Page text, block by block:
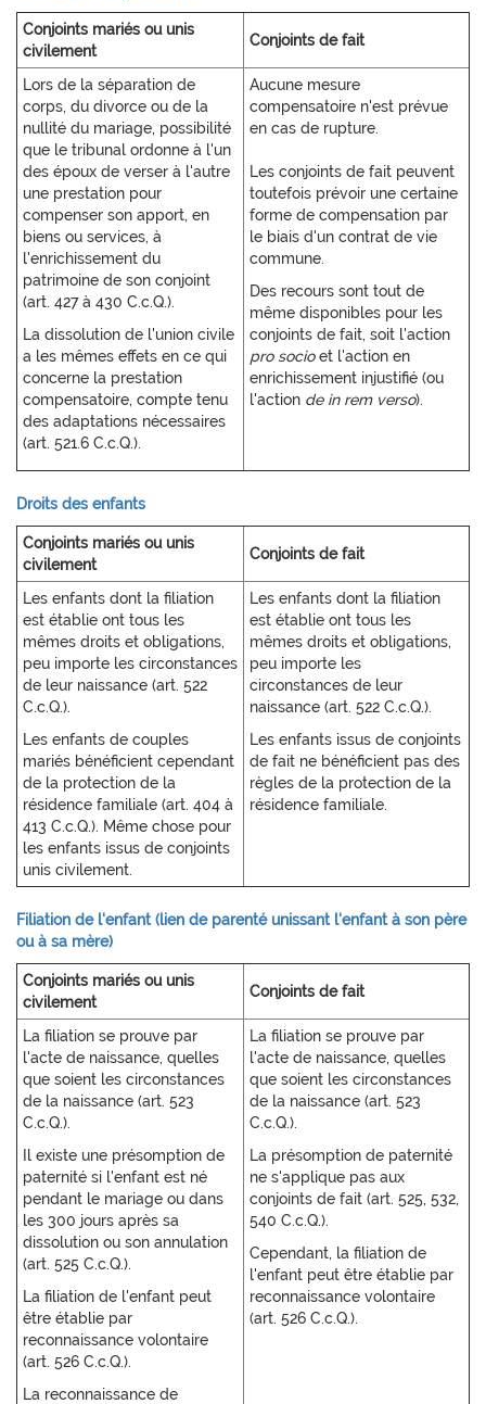
Conjoints mariés ou unis
civilement
Conjoints de fait
Lors de la séparation de
corps, du divorce ou de la
nullité du mariage, possibilité
que le tribunal ordonne à l'un
des époux de verser à l'autre
une prestation pour
compenser son apport, en
biens ou services, à
l'enrichissement du
patrimoine de son conjoint
(art. 427 à 430 C.c.Q.).
La dissolution de l'union civile
a les mêmes effets en ce qui
concerne la prestation
compensatoire, compte tenu
des adaptations nécessaires
(art. 521.6 C.c.Q.).
Aucune mesure
compensatoire n'est prévue
en cas de rupture.
Les conjoints de fait peuvent
toutefois prévoir une certaine
forme de compensation par
le biais d'un contrat de vie
commune.
Des recours sont tout de
même disponibles pour les
conjoints de fait, soit l'action
pro socioet l'action en
enrichissement injustifié (ou
l'action de in rem verso).
Droits des enfants
Conjoints mariés ou unis
civilement
Conjoints de fait
Les enfants dont la filiation
est établie ont tous les
mêmes droits et obligations,
peu importe les circonstances
de leur naissance (art. 522
C.c.Q.).
Les enfants de couples
mariés bénéficient cependant
de la protection de la
résidence familiale (art. 404 à
413 C.c.Q.). Même chose pour
les enfants issus de conjoints
unis civilement.
Les enfants dont la filiation
est établie ont tous les
mêmes droits et obligations,
peu importe les
circonstances de leur
naissance (art. 522 C.c.Q.).
Les enfants issus de conjoints
de fait ne bénéficient pas des
règles de la protection de la
résidence familiale.
Filiation de l'enfant (lien de parenté unissant l'enfant à son père
ou à sa mère)
Conjoints mariés ou unis
civilement
Conjoints de fait
La filiation se prouve par
l'acte de naissance, quelles
que soient les circonstances
de la naissance (art. 523
C.c.Q.).
Il existe une présomption de
paternité si l'enfant est né
pendant le mariage ou dans
les 300 jours après sa
dissolution ou son annulation
(art. 525 C.c.Q.).
La filiation de l'enfant peut
être établie par
reconnaissance volontaire
(art. 526 C.c.Q.).
La reconnaissance de
La filiation se prouve par
l'acte de naissance, quelles
que soient les circonstances
de la naissance (art. 523
C.c.Q.).
La présomption de paternité
ne s'applique pas aux
conjoints de fait (art. 525, 532,
540 C.c.Q.).
Cependant, la filiation de
l'enfant peut être établie par
reconnaissance volontaire
(art. 526 C.c.Q.).